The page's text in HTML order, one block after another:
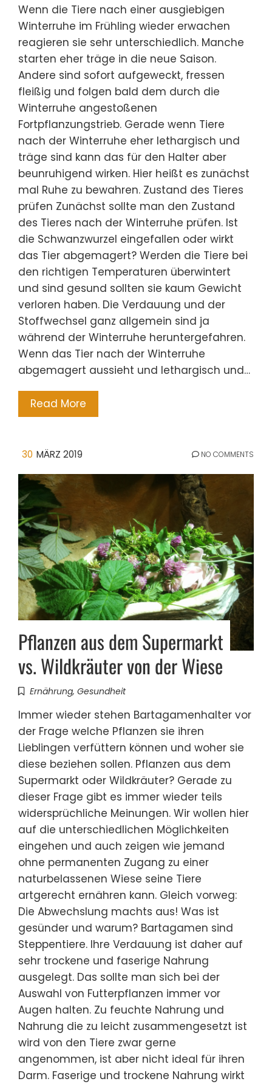
Wenn die Tiere nach einer ausgiebigen
Winterruhe im Frühling wieder erwachen
reagieren sie sehr unterschiedlich. Manche
starten eher träge in die neue Saison.
Andere sind sofort aufgeweckt, fressen
fleißig und folgen bald dem durch die
Winterruhe angestoßenen
Fortpflanzungstrieb. Gerade wenn Tiere
nach der Winterruhe eher lethargisch und
träge sind kann das für den Halter aber
beunruhigend wirken. Hier heißt es zunächst
mal Ruhe zu bewahren. Zustand des Tieres
prüfen Zunächst sollte man den Zustand
des Tieres nach der Winterruhe prüfen. Ist
die Schwanzwurzel eingefallen oder wirkt
das Tier abgemagert? Werden die Tiere bei
den richtigen Temperaturen überwintert
und sind gesund sollten sie kaum Gewicht
verloren haben. Die Verdauung und der
Stoffwechsel ganz allgemein sind ja
während der Winterruhe heruntergefahren.
Wenn das Tier nach der Winterruhe
abgemagert aussieht und lethargisch und…
Read More
30 MÄRZ 2019 NO COMMENTS
Pflanzen aus dem Supermarkt
vs. Wildkräuter von der Wiese
Ernährung, Gesundheit
Immer wieder stehen Bartagamenhalter vor
der Frage welche Pflanzen sie ihren
Lieblingen verfüttern können und woher sie
diese beziehen sollen. Pflanzen aus dem
Supermarkt oder Wildkräuter? Gerade zu
dieser Frage gibt es immer wieder teils
widersprüchliche Meinungen. Wir wollen hier
auf die unterschiedlichen Möglichkeiten
eingehen und auch zeigen wie jemand
ohne permanenten Zugang zu einer
naturbelassenen Wiese seine Tiere
artgerecht ernähren kann. Gleich vorweg:
Die Abwechslung machts aus! Was ist
gesünder und warum? Bartagamen sind
Steppentiere. Ihre Verdauung ist daher auf
sehr trockene und faserige Nahrung
ausgelegt. Das sollte man sich bei der
Auswahl von Futterpflanzen immer vor
Augen halten. Zu feuchte Nahrung und
Nahrung die zu leicht zusammengesetzt ist
wird von den Tiere zwar gerne
angenommen, ist aber nicht ideal für ihren
Darm. Faserige und trockene Nahrung wirkt